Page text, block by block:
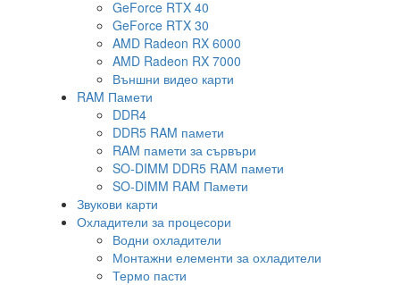
GeForce RTX 40
GeForce RTX 30
AMD Radeon RX 6000
AMD Radeon RX 7000
Външни видео карти
RAM Памети
DDR4
DDR5 RAM памети
RAM памети за сървъри
SO-DIMM DDR5 RAM памети
SO-DIMM RAM Памети
Звукови карти
Охладители за процесори
Водни охладители
Монтажни елементи за охладители
Термо пасти